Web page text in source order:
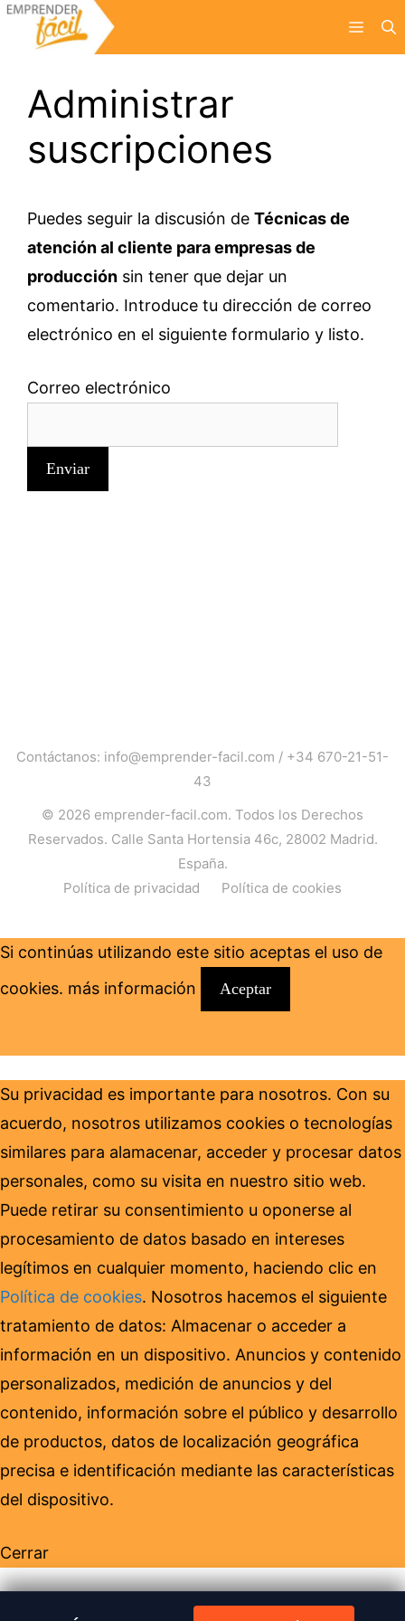
Saltar
Menú
Administrar
suscripciones
Puedes seguir la discusión de Técnicas de
atención al cliente para empresas de
producción sin tener que dejar un
comentario. Introduce tu dirección de correo
electrónico en el siguiente formulario y listo.
Correo electrónico
Contáctanos: info@emprender-facil.com / +34 670-21-51-
43
© 2026 emprender-facil.com. Todos los Derechos
Reservados. Calle Santa Hortensia 46c, 28002 Madrid.
España.
Política de privacidad
Política de cookies
Si continúas utilizando este sitio aceptas el uso de
cookies. más información Aceptar
Su privacidad es importante para nosotros. Con su
acuerdo, nosotros utilizamos cookies o tecnologías
similares para alamacenar, acceder y procesar datos
personales, como su visita en nuestro sitio web.
Puede retirar su consentimiento u oponerse al
procesamiento de datos basado en intereses
legítimos en cualquier momento, haciendo clic en
Política de cookies. Nosotros hacemos el siguiente
tratamiento de datos: Almacenar o acceder a
información en un dispositivo. Anuncios y contenido
personalizados, medición de anuncios y del
contenido, información sobre el público y desarrollo
de productos, datos de localización geográfica
precisa e identificación mediante las características
del dispositivo.
Cerrar